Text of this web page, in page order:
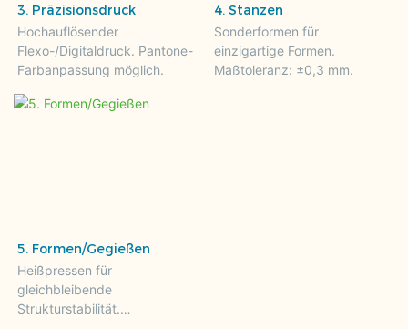
3. Präzisionsdruck
Hochauflösender
Flexo-/Digitaldruck. Pantone-
Farbanpassung möglich.
4. Stanzen
Sonderformen für
einzigartige Formen.
Maßtoleranz: ±0,3 mm.
5. Formen/Gegießen
Heißpressen für
gleichbleibende
Strukturstabilität.